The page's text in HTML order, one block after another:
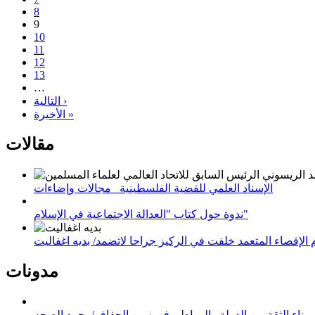
8
9
10
11
12
13
…
التالية ›
الأخيرة »
مقالات
الإسناد العلمي للقضية الفلسطينية_ مجالات وإضاءات
ندوة حول كتاب "العدالة الاجتماعية في الإسلام"
المتعمد خلفت في الركيز جراحا لاتضمد/ بديه اغفاليت
مدونات